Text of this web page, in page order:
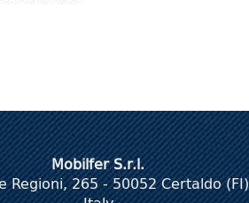
Mobilfer S.r.l.
Regioni, 265 - 50052 Certaldo (FI)